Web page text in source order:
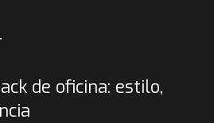
de oficina: estilo,